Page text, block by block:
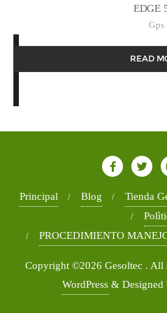
EDGE
Gps
READ
Principal Blog Tienda
PROCEDIMIENTO
Copyright ©2026 Gesoltec . All
WordPress & Designed